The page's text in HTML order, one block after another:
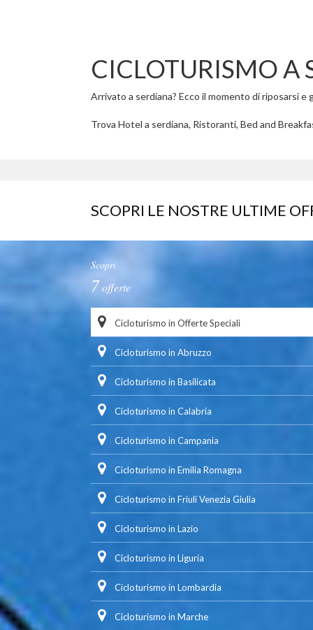
CICLOTURISMO A
Arrivato a serdiana? Ecco il momento di riposarsi
Trova Hotel a serdiana, Ristoranti, Bed and
SCOPRI LE NOSTRE ULTIME
Scopri
7offerte
Cicloturismo in Offerte Speciali
Cicloturismo in Abruzzo
Cicloturismo in Basilicata
Cicloturismo in Calabria
Cicloturismo in Campania
Cicloturismo in Emilia Romagna
Cicloturismo in Friuli Venezia Giulia
Cicloturismo in Lazio
Cicloturismo in Liguria
Cicloturismo in Lombardia
Cicloturismo in Marche